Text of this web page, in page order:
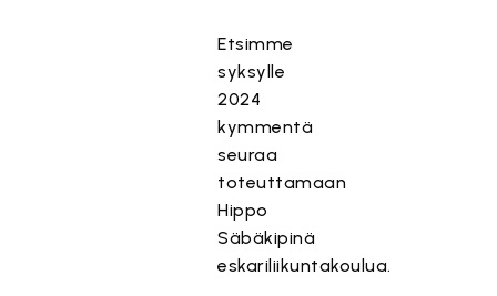
Etsimme
syksylle
2024
kymmentä
seuraa
toteuttamaan
Hippo
Säbäkipinä
eskariliikuntakoulua.